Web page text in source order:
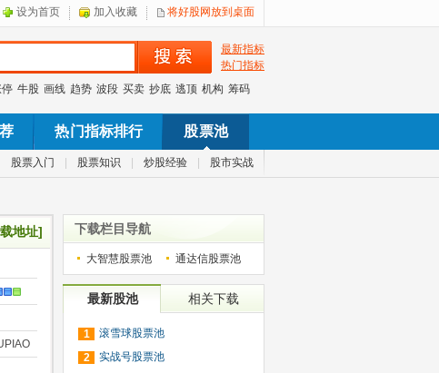
设为首页 加入收藏 将好股网放到桌面
最新指标
热门指标
牛股 画线 趋势 波段 买卖 抄底 逃顶 机构 筹码
热门指标排行 股票池
股票入门 股票知识 炒股经验 股市实战
地址] 下载栏目导航
大智慧股票池 通达信股票池
最新股池 相关下载
1
滚雪球股票池
2
实战号股票池